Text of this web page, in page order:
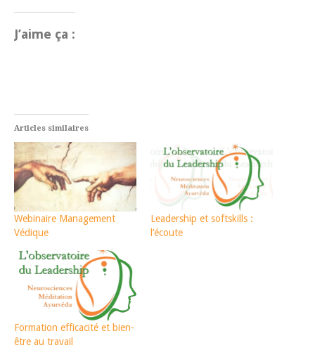
J’aime ça :
Articles similaires
Webinaire Management
Védique
Leadership et softskills :
l’écoute
Formation efficacité et bien-
être au travail